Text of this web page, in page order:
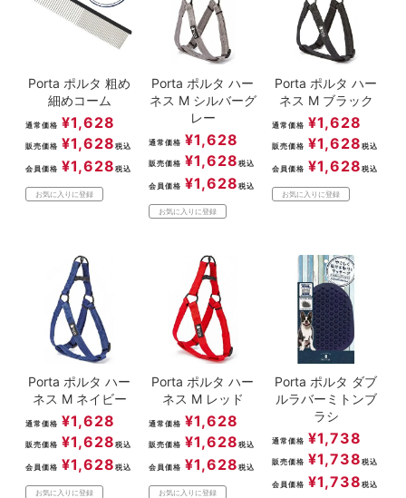
Porta ポルタ 粗め
細めコーム
通常価格 ¥1,628
販売価格 ¥1,628 税込
会員価格 ¥1,628 税込
お気に入りに登録
Porta ポルタ ハー
ネス M シルバーグ
レー
通常価格 ¥1,628
販売価格 ¥1,628 税込
会員価格 ¥1,628 税込
お気に入りに登録
Porta ポルタ ハー
ネス M ブラック
通常価格 ¥1,628
販売価格 ¥1,628 税込
会員価格 ¥1,628 税込
お気に入りに登録
Porta ポルタ ハー
ネス M ネイビー
通常価格 ¥1,628
販売価格 ¥1,628 税込
会員価格 ¥1,628 税込
お気に入りに登録
Porta ポルタ ハー
ネス M レッド
通常価格 ¥1,628
販売価格 ¥1,628 税込
会員価格 ¥1,628 税込
お気に入りに登録
Porta ポルタ ダブ
ルラバーミトンブ
ラシ
通常価格 ¥1,738
販売価格 ¥1,738 税込
会員価格 ¥1,738 税込